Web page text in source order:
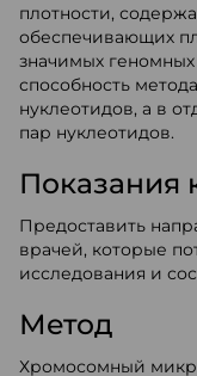
плотности,
обеспечивающих
значимых
способность
нуклеотидов, а в
пар нуклеотидов.
Показания
Предоставить
врачей, которые
исследования и
Метод
Хромосомный